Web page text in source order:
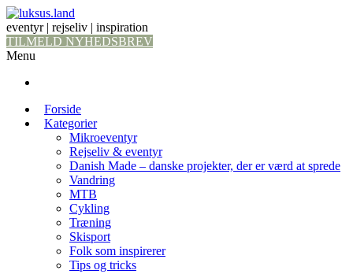
eventyr | rejseliv | inspiration
TILMELD NYHEDSBREV
Menu
Forside
Kategorier
Mikroeventyr
Rejseliv & eventyr
Danish Made – danske projekter, der er værd at sprede
Vandring
MTB
Cykling
Træning
Skisport
Folk som inspirerer
Tips og tricks